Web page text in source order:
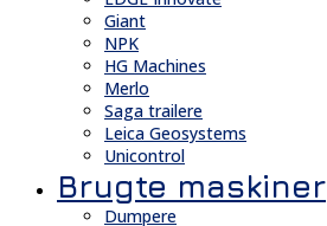
Giant
NPK
HG Machines
Merlo
Saga trailere
Leica Geosystems
Unicontrol
Brugte maskiner
Dumpere